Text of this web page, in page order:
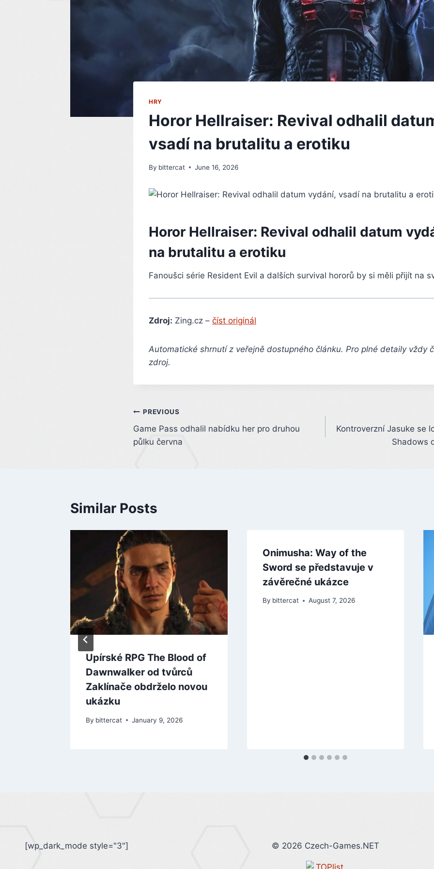
HRY
Horor Hellraiser: Revival odhalil
vsadí na brutalitu a erotiku
By bittercat June 16, 2026
Horor Hellraiser: Revival odhalil datum
na brutalitu a erotiku
Fanoušci série Resident Evil a dalších survival hororů by si měli přijít na
Zdroj: Zing.cz – číst originál
Automatické shrnutí z veřejně dostupného článku. Pro plné detaily vždy
zdroj.
Post
navigation
PREVIOUS
Game Pass odhalil nabídku her pro druhou
půlku června
Kontroverzní Jasuke se
Shadows
Similar Posts
Upírské RPG The Blood of
Dawnwalker od tvůrců
Zaklínače obdrželo novou
ukázku
By bittercat January 9, 2026
Onimusha: Way of the
Sword se představuje v
závěrečné ukázce
By bittercat August 7, 2026
[wp_dark_mode style="3"] © 2026 Czech-Games.NET